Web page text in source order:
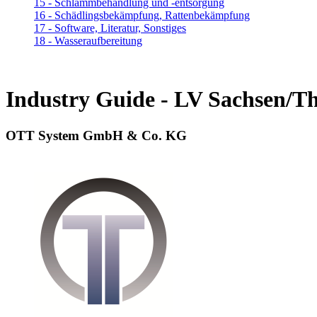
16 - Schädlingsbekämpfung, Rattenbekämpfung
17 - Software, Literatur, Sonstiges
18 - Wasseraufbereitung
Industry Guide - LV Sachsen/
OTT System GmbH & Co. KG